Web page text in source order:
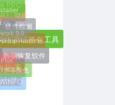
版
工具
导演
络调试抓包工具
广告
PRO
数据恢复软件
硬件检测
屏幕颜色
Runtime
9.0